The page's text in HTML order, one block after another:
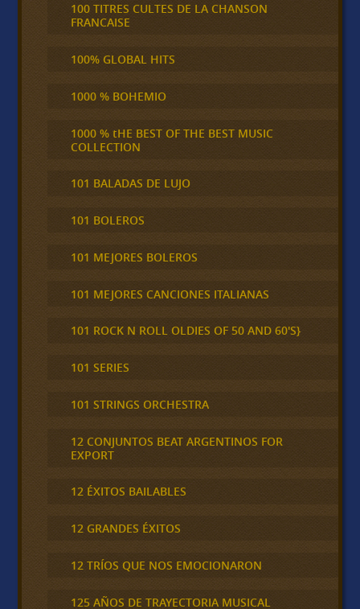
100 TITRES CULTES DE LA CHANSON
FRANCAISE
100% GLOBAL HITS
1000 % BOHEMIO
1000 % tHE BEST OF THE BEST MUSIC
COLLECTION
101 BALADAS DE LUJO
101 BOLEROS
101 MEJORES BOLEROS
101 MEJORES CANCIONES ITALIANAS
101 ROCK N ROLL OLDIES OF 50 AND 60'S}
101 SERIES
101 STRINGS ORCHESTRA
12 CONJUNTOS BEAT ARGENTINOS FOR
EXPORT
12 ÉXITOS BAILABLES
12 GRANDES ÉXITOS
12 TRÍOS QUE NOS EMOCIONARON
125 AÑOS DE TRAYECTORIA MUSICAL